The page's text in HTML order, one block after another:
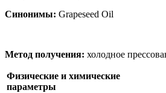
Синонимы: Grapeseed Oil
Метод получения: холодное
Физические и химические
параметры